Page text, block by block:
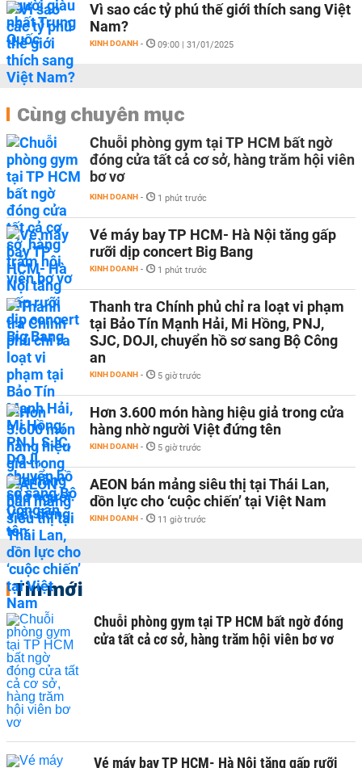
Vì sao các tỷ phú thế giới thích sang Việt
Nam?
KINH DOANH - 09:00 | 31/01/2025
Cùng chuyên mục
Chuỗi phòng gym tại TP HCM bất ngờ
đóng cửa tất cả cơ sở, hàng trăm hội viên
bơ vơ
KINH DOANH - 1 phút trước
Vé máy bay TP HCM- Hà Nội tăng gấp
rưỡi dịp concert Big Bang
KINH DOANH - 1 phút trước
Thanh tra Chính phủ chỉ ra loạt vi phạm
tại Bảo Tín Mạnh Hải, Mi Hồng, PNJ,
SJC, DOJI, chuyển hồ sơ sang Bộ Công
an
KINH DOANH - 5 giờ trước
Hơn 3.600 món hàng hiệu giả trong cửa
hàng nhờ người Việt đứng tên
KINH DOANH - 5 giờ trước
AEON bán mảng siêu thị tại Thái Lan,
dồn lực cho ‘cuộc chiến’ tại Việt Nam
KINH DOANH - 11 giờ trước
Tin mới
Chuỗi phòng gym tại TP HCM bất ngờ đóng
cửa tất cả cơ sở, hàng trăm hội viên bơ vơ
Vé máy bay TP HCM- Hà Nội tăng gấp rưỡi